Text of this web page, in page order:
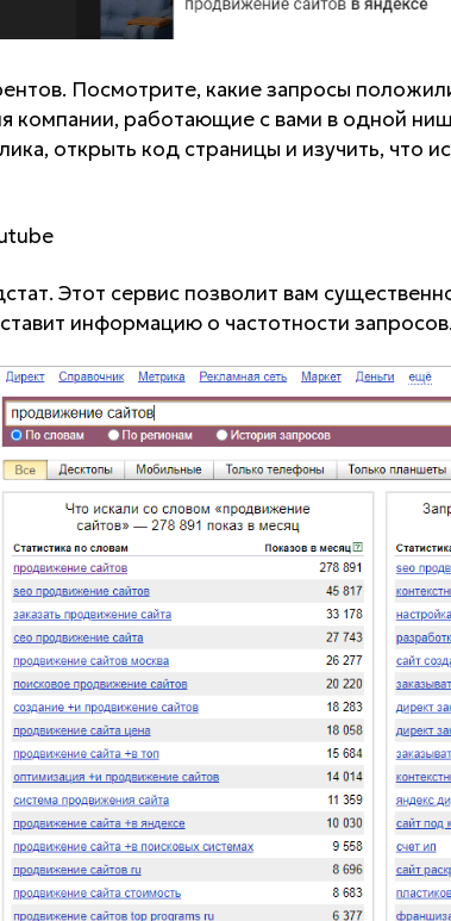
Посмотрите, какие запросы
компании, работающие с вами в одной
открыть код страницы и изучить, что
Этот сервис позволит вам
информацию о частотности